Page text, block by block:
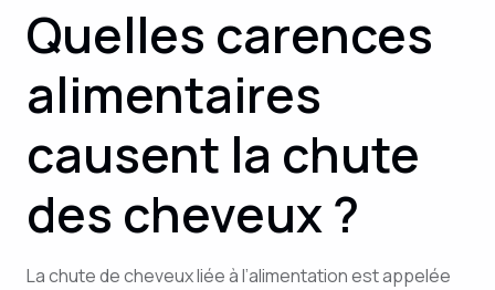
Quelles carences
alimentaires
causent la chute
des cheveux ?
La chute de cheveux liée à l’alimentation est appelée